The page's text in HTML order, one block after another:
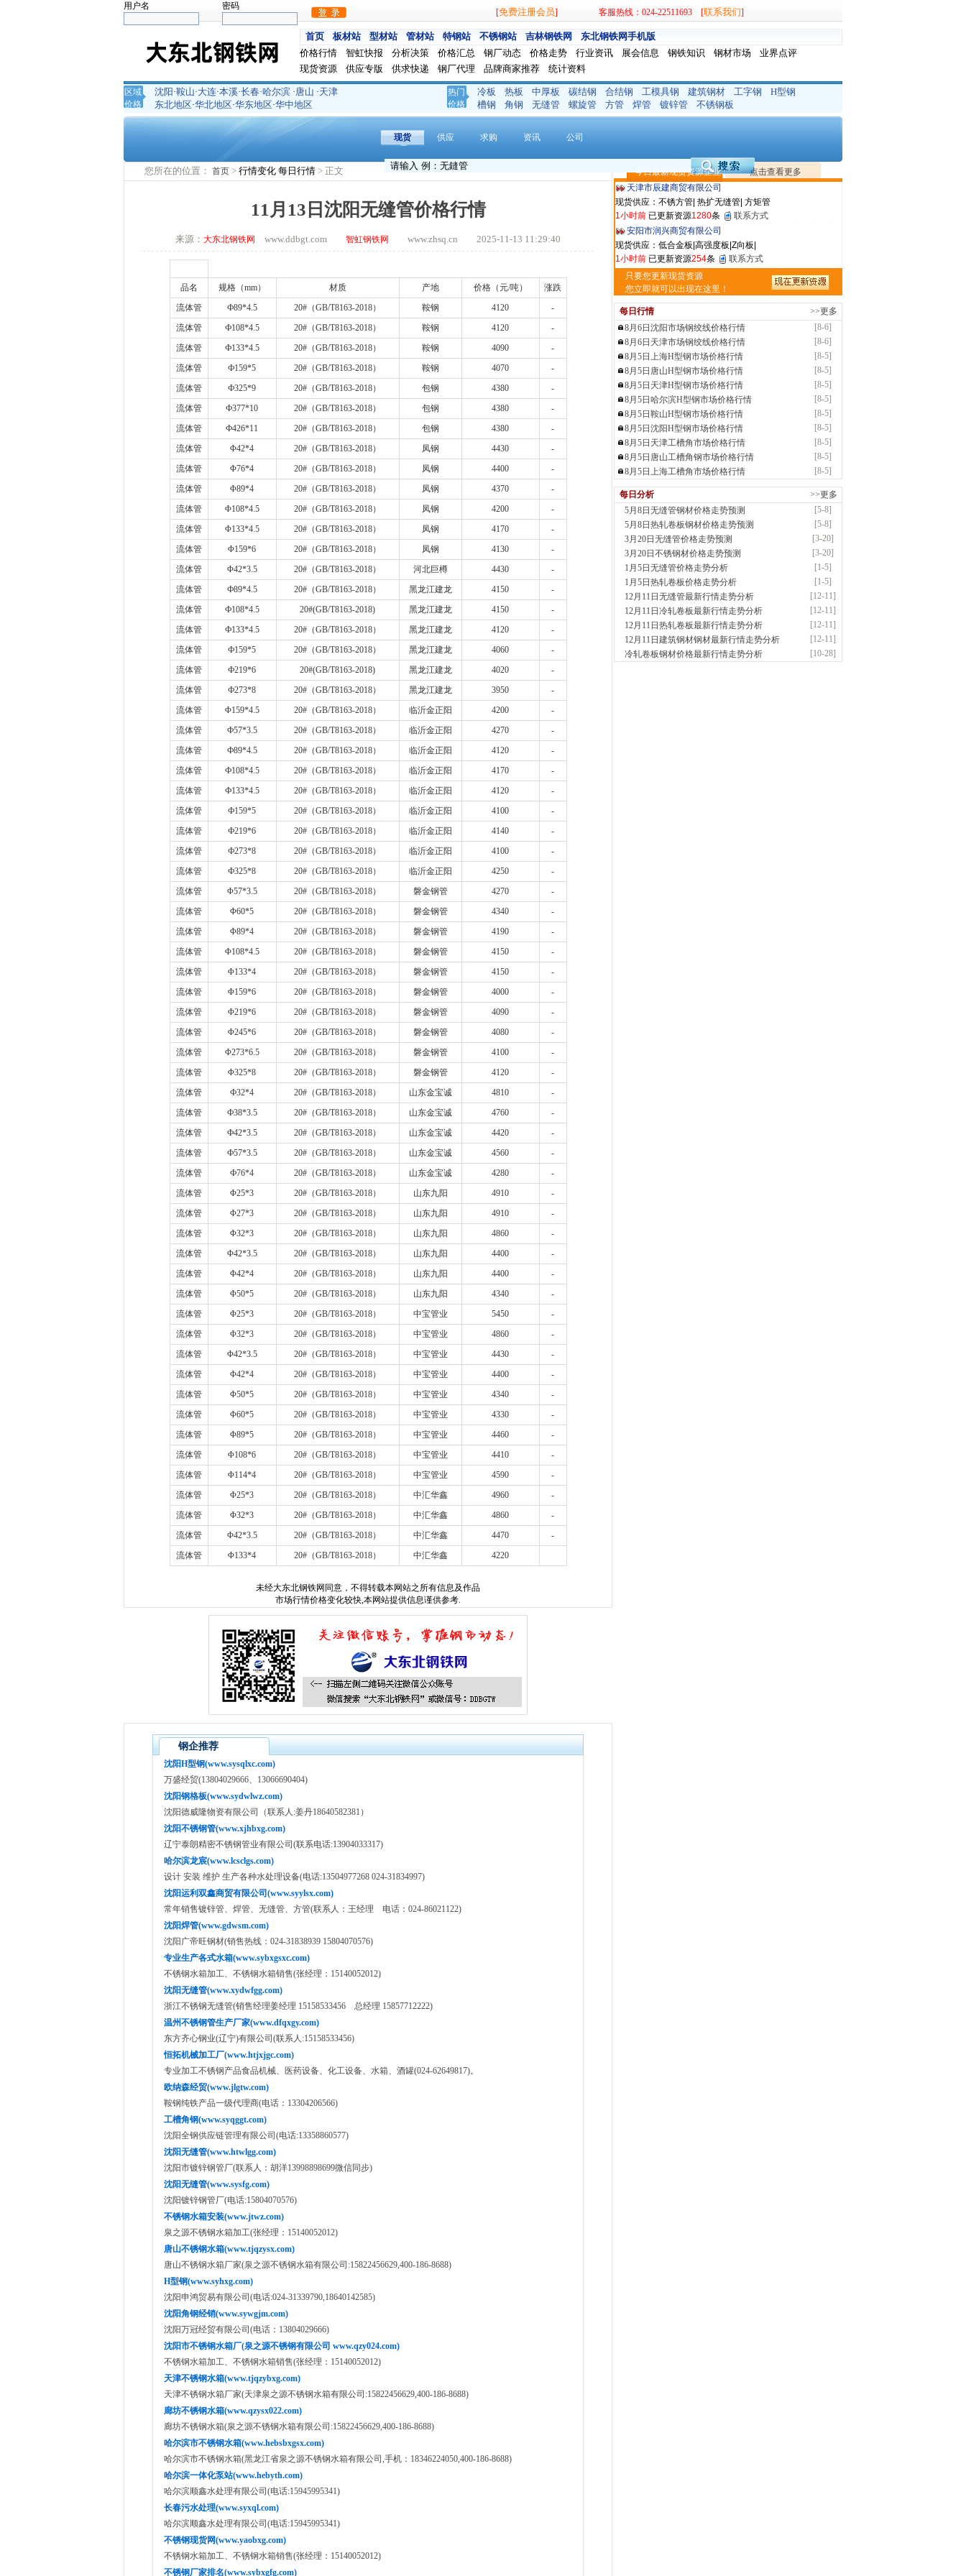
用户名 密码
[免费注册会员] 客服热线：024-22511693 [联系我们]
首页 板材站 型材站 管材站 特钢站 不锈钢站 吉林钢铁网
东北钢铁网手机版
价格行情
智虹快报 分析决策 价格汇总 钢厂动态 价格走势 行业资讯 展会信息 钢铁知识 钢材市场
业界点评
现货资源
供应专版 供求快递 钢厂代理 品牌商家推荐 统计资料
区域
价格
沈阳 ·鞍山·大连·本溪·长春·哈尔滨 ·唐山 ·天津
东北地区·华北地区·华东地区·华中地区
热门
价格
冷板 热板 中厚板 碳结钢 合结钢 工模具钢 建筑钢材 工字钢
H型钢
槽钢
角钢 无缝管 螺旋管 方管 焊管 镀锌管 不锈钢板
现货 供应 求购 资讯 公司
您所在的位置： 首页 > 行情变化 每日行情 > 正文
11月13日沈阳无缝管价格行情
来源： 大东北钢铁网 www.ddbgt.com 智虹钢铁网 www.zhsq.cn 2025-11-13 11:29:40
品名 规格（mm） 材质 产地 价格（元/吨）
涨跌
流体管
Ф89*4.5 20# （GB/T8163-2018） 鞍钢 4120
-
流体管
Ф108*4.5 20# （GB/T8163-2018） 鞍钢 4120
-
流体管
Ф133*4.5 20# （GB/T8163-2018） 鞍钢 4090
-
流体管
Ф159*5 20# （GB/T8163-2018） 鞍钢 4070
-
流体管
Ф325*9 20# （GB/T8163-2018） 包钢 4380
-
流体管
Ф377*10 20# （GB/T8163-2018） 包钢 4380
-
流体管
Ф426*11 20# （GB/T8163-2018） 包钢 4380
-
流体管
Φ42*4 20# （GB/T8163-2018） 凤钢 4430
-
流体管
Φ76*4 20# （GB/T8163-2018） 凤钢 4400
-
流体管
Φ89*4 20# （GB/T8163-2018） 凤钢 4370
-
流体管
Φ108*4.5 20# （GB/T8163-2018） 凤钢 4200
-
流体管
Φ133*4.5 20# （GB/T8163-2018） 凤钢 4170
-
流体管
Φ159*6 20# （GB/T8163-2018） 凤钢 4130
-
流体管
Φ42*3.5 20# （GB/T8163-2018） 河北巨樽 4430
-
流体管
Ф89*4.5 20# （GB/T8163-2018） 黑龙江建龙 4150
-
流体管
Ф108*4.5 20#(GB/T8163-2018) 黑龙江建龙 4150
-
流体管
Ф133*4.5 20# （GB/T8163-2018） 黑龙江建龙 4120
-
流体管
Ф159*5 20# （GB/T8163-2018） 黑龙江建龙 4060
-
流体管
Ф219*6 20#(GB/T8163-2018) 黑龙江建龙 4020
-
流体管
Ф273*8 20# （GB/T8163-2018） 黑龙江建龙 3950
-
流体管
Φ159*4.5 20# （GB/T8163-2018） 临沂金正阳 4200
-
流体管
Ф57*3.5 20# （GB/T8163-2018） 临沂金正阳 4270
-
流体管
Ф89*4.5 20# （GB/T8163-2018） 临沂金正阳 4120
-
流体管
Ф108*4.5 20# （GB/T8163-2018） 临沂金正阳 4170
-
流体管
Ф133*4.5 20# （GB/T8163-2018） 临沂金正阳 4120
-
流体管
Ф159*5 20# （GB/T8163-2018） 临沂金正阳 4100
-
流体管
Ф219*6 20# （GB/T8163-2018） 临沂金正阳 4140
-
流体管
Ф273*8 20# （GB/T8163-2018） 临沂金正阳 4100
-
流体管
Ф325*8 20# （GB/T8163-2018） 临沂金正阳 4250
-
流体管
Φ57*3.5 20# （GB/T8163-2018） 磐金钢管 4270
-
流体管
Φ60*5 20# （GB/T8163-2018） 磐金钢管 4340
-
流体管
Φ89*4 20# （GB/T8163-2018） 磐金钢管 4190
-
流体管
Φ108*4.5 20# （GB/T8163-2018） 磐金钢管 4150
-
流体管
Φ133*4 20# （GB/T8163-2018） 磐金钢管 4150
-
流体管
Φ159*6 20# （GB/T8163-2018） 磐金钢管 4000
-
流体管
Φ219*6 20# （GB/T8163-2018） 磐金钢管 4090
-
流体管
Φ245*6 20# （GB/T8163-2018） 磐金钢管 4080
-
流体管
Φ273*6.5 20# （GB/T8163-2018） 磐金钢管 4100
-
流体管
Φ325*8 20# （GB/T8163-2018） 磐金钢管 4120
-
流体管
Ф32*4 20# （GB/T8163-2018） 山东金宝诚 4810
-
流体管
Ф38*3.5 20# （GB/T8163-2018） 山东金宝诚 4760
-
流体管
Ф42*3.5 20# （GB/T8163-2018） 山东金宝诚 4420
-
流体管
Ф57*3.5 20# （GB/T8163-2018） 山东金宝诚 4560
-
流体管
Ф76*4 20# （GB/T8163-2018） 山东金宝诚 4280
-
流体管
Φ25*3 20# （GB/T8163-2018） 山东九阳 4910
-
流体管
Φ27*3 20# （GB/T8163-2018） 山东九阳 4910
-
流体管
Φ32*3 20# （GB/T8163-2018） 山东九阳 4860
-
流体管
Φ42*3.5 20# （GB/T8163-2018） 山东九阳 4400
-
流体管
Φ42*4 20# （GB/T8163-2018） 山东九阳 4400
-
流体管
Φ50*5 20# （GB/T8163-2018） 山东九阳 4340
-
流体管
Φ25*3 20# （GB/T8163-2018） 中宝管业 5450
-
流体管
Φ32*3 20# （GB/T8163-2018） 中宝管业 4860
-
流体管
Φ42*3.5 20# （GB/T8163-2018） 中宝管业 4430
-
流体管
Φ42*4 20# （GB/T8163-2018） 中宝管业 4400
-
流体管
Φ50*5 20# （GB/T8163-2018） 中宝管业 4340
-
流体管
Φ60*5 20# （GB/T8163-2018） 中宝管业 4330
-
流体管
Φ89*5 20# （GB/T8163-2018） 中宝管业 4460
-
流体管
Φ108*6 20# （GB/T8163-2018） 中宝管业 4410
-
流体管
Φ114*4 20# （GB/T8163-2018） 中宝管业 4590
-
流体管
Φ25*3 20# （GB/T8163-2018） 中汇华鑫 4960
-
流体管
Φ32*3 20# （GB/T8163-2018） 中汇华鑫 4860
-
流体管
Φ42*3.5 20# （GB/T8163-2018） 中汇华鑫 4470
-
流体管
Φ133*4 20# （GB/T8163-2018） 中汇华鑫 4220
未经大东北钢铁网 同意，不得转载本网站之所有信息及作品
市场行情价格变化较快,本网站提供信息谨供参考.
今日最新现货资源企业 点击查看更多
天津宝仓腾飞钢管销售有限公司
现货供应：输送流体管、高压锅炉管、化肥专用管、耐低..
现货供应：锅炉容器板Q245R Q345R|国标国..
1小时前已更新资源302条
联系方式
天津市辰建商贸有限公司
现货供应：不锈方管| 热扩无缝管| 方矩管
1小时前已更新资源1280条
联系方式
安阳市润兴商贸有限公司
现货供应：低合金板|高强度板|Z向板|
1小时前已更新资源254条
联系方式
沈阳嘉之诺贸易有限公司
现货供应：镀锌卷/板、首钢酸洗板、冷轧板、高强钢板
2小时前已更新资源15条
联系方式
天津益硕隆钢铁贸易有限公司
现货供应：德国蒂森克虏伯耐磨板|容器板|低温\美标..
2小时前已更新资源1369条
联系方式
沈阳金锴盛商贸有限公司
现货供应：主营：建筑材料、螺纹钢、盘螺、盘圆
2小时前已更新资源 12条
联系方式
天津市丰硕伟业钢铁贸易有限公司
现货供应：无缝管|高压锅炉管|低中压锅炉管
2小时前已更新资源 833条
联系方式
山东永奥金属制品有限公司
现货供应：钢材批发加工
2小时前已更新资源914条
联系方式
安阳市江洲商贸有限公司
现货供应：锅炉容器板、低合金板、高强耐磨板
2小时前 已更新资源404条
联系方式
天津宝仓腾飞钢管销售有限公司
现货供应：输送流体管、高压锅炉管、化肥专用管、耐低..
50分钟前 已更新资源 875 条
联系方式
河南敬冶重工有限公司
现货供应：锅炉容器板Q245R Q345R|国标国..
1小时前
已更新资源 302 条
联系方式
天津市辰建商贸有限公司
现货供应：不锈方管| 热扩无缝管| 方矩管
1小时前
已更新资源1280 条
联系方式
安阳市润兴商贸有限公司
只要您更新现货资源
您立即就可以出现在这里！
每日行情
>>更多
8月6日沈阳市场钢绞线价格行情
[8-6]
8月6日天津市场钢绞线价格行情
[8-6]
8月5日上海H型钢市场价格行情
[8-5]
8月5日唐山H型钢市场价格行情
[8-5]
8月5日天津H型钢市场价格行情
[8-5]
8月5日哈尔滨H型钢市场价格行情
[8-5]
8月5日鞍山H型钢市场价格行情
[8-5]
8月5日沈阳H型钢市场价格行情
[8-5]
8月5日天津工槽角市场价格行情
[8-5]
8月5日唐山工槽角钢市场价格行情
[8-5]
8月5日上海工槽角市场价格行情
[8-5]
每日分析
>>更多
5月8日无缝管钢材价格走势预测
[5-8]
5月8日热轧卷板钢材价格走势预测
[5-8]
3月20日无缝管价格走势预测
[3-20]
3月20日不锈钢材价格走势预测
[3-20]
1月5日无缝管价格走势分析
[1-5]
1月5日热轧卷板价格走势分析
[1-5]
12月11日无缝管最新行情走势分析
[12-11]
12月11日冷轧卷板最新行情走势分析
[12-11]
12月11日热轧卷板最新行情走势分析
[12-11]
12月11日建筑钢材钢材最新行情走势分析
[12-11]
冷轧卷板钢材价格最新行情走势分析
[10-28]
钢企推荐
沈阳H型钢(www.sysqlxc.com)
万盛经贸(13804029666、13066690404)
沈阳钢格板(www.sydwlwz.com)
沈阳德威隆物资有限公司（联系人:姜丹18640582381）
沈阳不锈钢管(www.xjhbxg.com)
辽宁泰朗精密不锈钢管业有限公司(联系电话:13904033317)
哈尔滨龙宸(www.lcsclgs.com)
设计 安装 维护 生产各种水处理设备(电话:13504977268 024-31834997)
沈阳运利双鑫商贸有限公司(www.syylsx.com)
常年销售镀锌管、焊管、无缝管、方管(联系人：王经理 电话：024-86021122)
沈阳焊管(www.gdwsm.com)
沈阳广帝旺钢材(销售热线：024-31838939 15804070576)
专业生产各式水箱(www.sybxgsxc.com)
不锈钢水箱加工、不锈钢水箱销售(张经理：15140052012)
沈阳无缝管(www.xydwfgg.com)
浙江不锈钢无缝管(销售经理姜经理 15158533456 总经理 15857712222)
温州不锈钢管生产厂家(www.dfqxgy.com)
东方齐心钢业(辽宁)有限公司(联系人:15158533456)
恒拓机械加工厂(www.htjxjgc.com)
专业加工不锈钢产品食品机械、医药设备、化工设备、水箱、酒罐(024-62649817)。
欧纳森经贸(www.jlgtw.com)
鞍钢纯铁产品一级代理商(电话：13304206566)
工槽角钢(www.syqggt.com)
沈阳全钢供应链管理有限公司(电话:13358860577)
沈阳无缝管(www.htwlgg.com)
沈阳市镀锌钢管厂(联系人：胡洋13998898699微信同步)
沈阳无缝管(www.sysfg.com)
沈阳镀锌钢管厂(电话:15804070576)
不锈钢水箱安装(www.jtwz.com)
泉之源不锈钢水箱加工(张经理：15140052012)
唐山不锈钢水箱(www.tjqzysx.com)
唐山不锈钢水箱厂家(泉之源不锈钢水箱有限公司:15822456629,400-186-8688)
H型钢(www.syhxg.com)
沈阳申鸿贸易有限公司(电话:024-31339790,18640142585)
沈阳角钢经销(www.sywgjm.com)
沈阳万冠经贸有限公司(电话：13804029666)
沈阳市不锈钢水箱厂(泉之源不锈钢有限公司 www.qzy024.com)
不锈钢水箱加工、不锈钢水箱销售(张经理：15140052012)
天津不锈钢水箱(www.tjqzybxg.com)
天津不锈钢水箱厂家(天津泉之源不锈钢水箱有限公司:15822456629,400-186-8688)
廊坊不锈钢水箱(www.qzysx022.com)
廊坊不锈钢水箱(泉之源不锈钢水箱有限公司:15822456629,400-186-8688)
哈尔滨市不锈钢水箱(www.hebsbxgsx.com)
哈尔滨市不锈钢水箱(黑龙江省泉之源不锈钢水箱有限公司,手机：18346224050,400-186-8688)
哈尔滨一体化泵站(www.hebyth.com)
哈尔滨顺鑫水处理有限公司(电话:15945995341)
长春污水处理(www.syxql.com)
哈尔滨顺鑫水处理有限公司(电话:15945995341)
不锈钢现货网(www.yaobxg.com)
不锈钢水箱加工、不锈钢水箱销售(张经理：15140052012)
不锈钢厂家排名(www.sybxgfg.com)